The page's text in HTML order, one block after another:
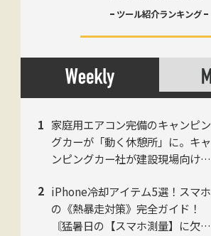
ツール紹介ランキング
家庭用エアコン完備のキャンピン
グカーが「動く休憩所」に。キャ
ンピングカー社が建設現場向け法
iPhone冷却アイテム5選！スマホ
の《熱暴走対策》完全ガイド！
〘猛暑日の【スマホ測量】に欠か